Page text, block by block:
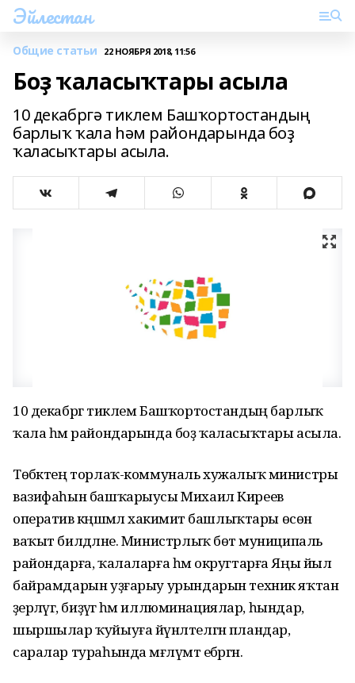
Эйлестан
Общие статьи 22 НОЯБРЯ 2018, 11:56
Боҙ ҡаласыҡтары асыла
10 декабргә тиклем Башҡортостандың
барлыҡ ҡала һәм райондарында боҙ
ҡаласыҡтары асыла.
10 декабргә тиклем Башҡортостандың барлыҡ
ҡала һәм райондарында боҙ ҡаласыҡтары асыла.
Төбәктең торлаҡ-коммуналь хужалыҡ министры
вазифаһын башҡарыусы Михаил Киреев
оператив кәңәшмәлә хакимиәт башлыҡтары өсөн
ваҡыт билдәләне. Министрлыҡ бөтә муниципаль
райондарға, ҡалаларға һәм округтарға Яңы йыл
байрамдарын уҙғарыу урындарын техник яҡтан
әҙерләүгә, биҙәүгә һәм иллюминациялар, һындар,
шыршылар ҡуйыуға йүнәлтелгән пландар,
саралар тураһында мәғлүмәт ебәргән.